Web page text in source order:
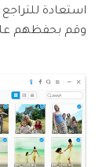
استعادة
وقم بحفظهم